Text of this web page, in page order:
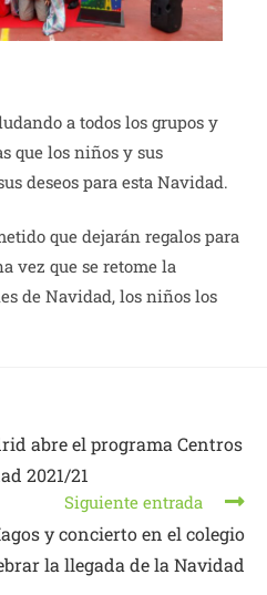
a todos los grupos y
que los niños y sus
deseos para esta Navidad.
que dejarán regalos para
vez que se retome la
de Navidad, los niños los
abre el programa Centros
2021/21
Siguiente entrada
y concierto en el colegio
la llegada de la Navidad